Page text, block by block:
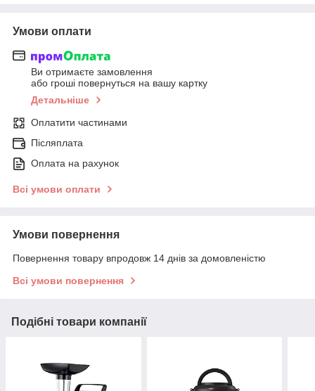
Умови оплати
Ви отримаєте замовлення
або гроші повернуться на вашу картку
Детальніше
Оплатити частинами
Післяплата
Оплата на рахунок
Всі умови оплати
Умови повернення
Повернення товару впродовж 14 днів за домовленістю
Всі умови повернення
Подібні товари компанії